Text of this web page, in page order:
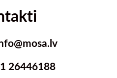
26446188